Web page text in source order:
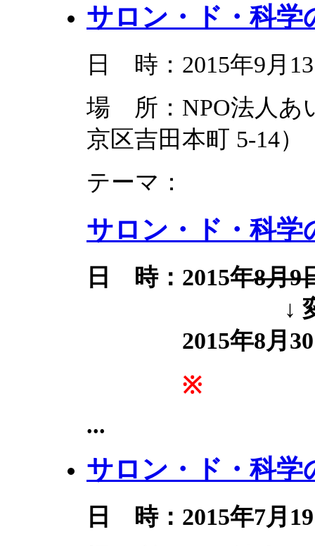
サロン・ド・科学
日 時：2015年9月
場 所：NPO法人あ
京区吉田本町 5-14）
テーマ：
サロン・ド・科学
日 時：2015年8月9
↓ 変
2015年8月30
※
...
サロン・ド・科学
日 時：2015年7月